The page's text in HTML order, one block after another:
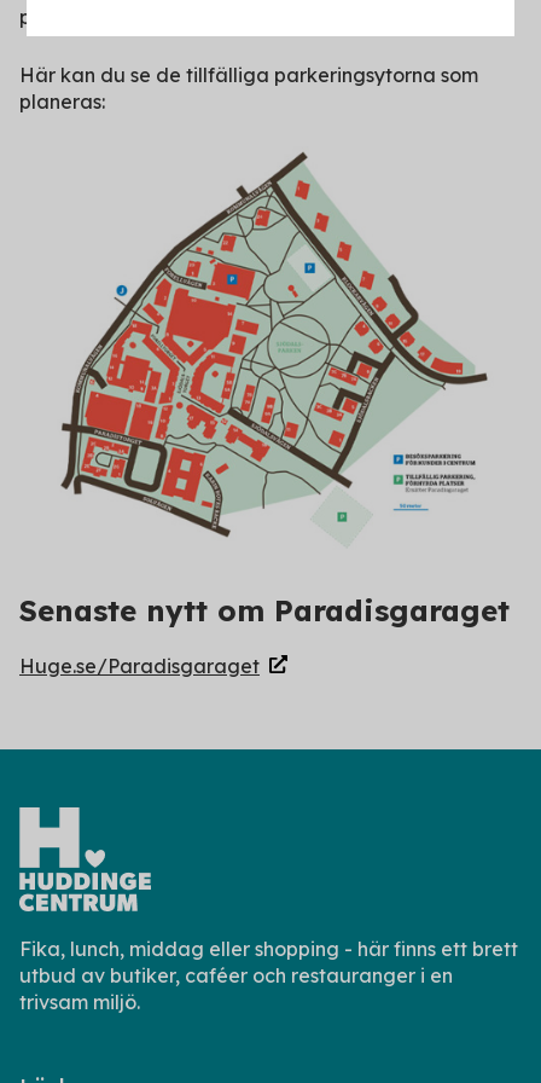
på
Här kan du se de tillfälliga parkeringsytorna som
planeras:
Senaste nytt om Paradisgaraget
Huge.se/Paradisgaraget
Fika, lunch, middag eller shopping - här finns ett brett
utbud av butiker, caféer och restauranger i en
trivsam miljö.